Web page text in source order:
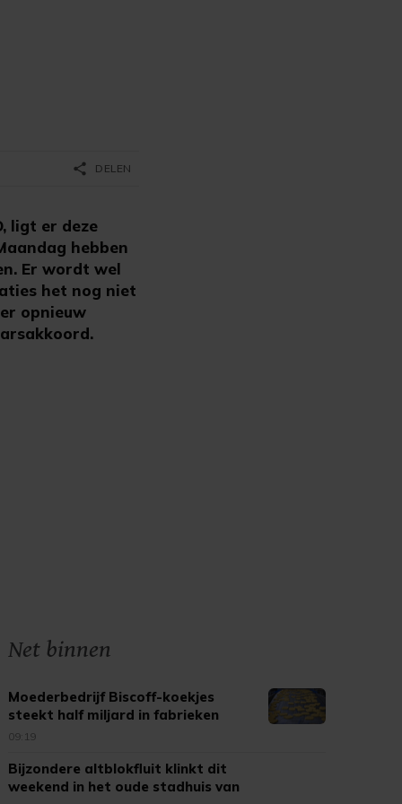
ligt er deze
hebben
Er wordt wel
het nog niet
opnieuw
share DELEN
Net binnen
Moederbedrijf Biscoff-koekjes
steekt half miljard in fabrieken
09:19
Bijzondere altblokfluit klinkt dit
weekend in het oude stadhuis van